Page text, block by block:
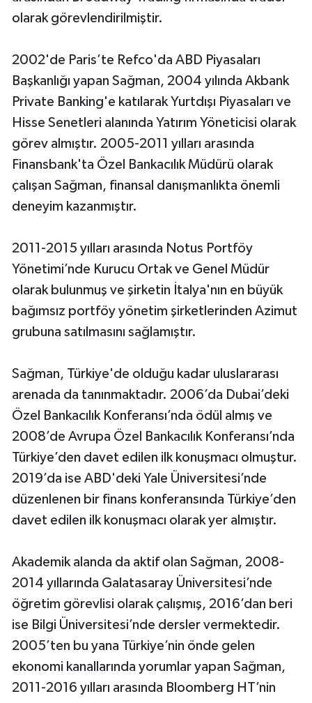
olarak görevlendirilmiştir.
2002'de Paris’te Refco'da ABD Piyasaları
Başkanlığı yapan Sağman, 2004 yılında Akbank
Private Banking'e katılarak Yurtdışı Piyasaları ve
Hisse Senetleri alanında Yatırım Yöneticisi olarak
görev almıştır. 2005-2011 yılları arasında
Finansbank'ta Özel Bankacılık Müdürü olarak
çalışan Sağman, finansal danışmanlıkta önemli
deneyim kazanmıştır.
2011-2015 yılları arasında Notus Portföy
Yönetimi’nde Kurucu Ortak ve Genel Müdür
olarak bulunmuş ve şirketin İtalya'nın en büyük
bağımsız portföy yönetim şirketlerinden Azimut
grubuna satılmasını sağlamıştır.
Sağman, Türkiye'de olduğu kadar uluslararası
arenada da tanınmaktadır. 2006’da Dubai’deki
Özel Bankacılık Konferansı’nda ödül almış ve
2008’de Avrupa Özel Bankacılık Konferansı’nda
Türkiye’den davet edilen ilk konuşmacı olmuştur.
2019’da ise ABD'deki Yale Üniversitesi’nde
düzenlenen bir finans konferansında Türkiye’den
davet edilen ilk konuşmacı olarak yer almıştır.
Akademik alanda da aktif olan Sağman, 2008-
2014 yıllarında Galatasaray Üniversitesi’nde
öğretim görevlisi olarak çalışmış, 2016’dan beri
ise Bilgi Üniversitesi’nde dersler vermektedir.
2005’ten bu yana Türkiye’nin önde gelen
ekonomi kanallarında yorumlar yapan Sağman,
2011-2016 yılları arasında Bloomberg HT’nin